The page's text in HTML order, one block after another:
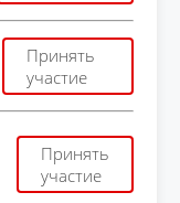
Принять
участие
Принять
участие